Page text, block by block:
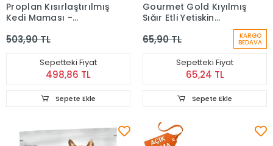
Proplan Kısırlaştırılmış
Kedi Maması -
503,90 TL
Sepetteki Fiyat
498,86 TL
Sepete Ekle
Gourmet Gold Kıyılmış
Sığır Etli Yetişkin
Konserve Kedi Maması
85 Gr
65,90 TL KARGO
BEDAVA
Sepetteki Fiyat
65,24 TL
Sepete Ekle